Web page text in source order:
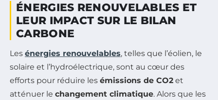
ÉNERGIES RENOUVELABLES ET
LEUR IMPACT SUR LE BILAN
CARBONE
Les énergies renouvelables, telles que l’éolien, le
solaire et l’hydroélectrique, sont au cœur des
efforts pour réduire les émissions de CO2 et
atténuer le changement climatique. Alors que les